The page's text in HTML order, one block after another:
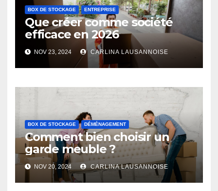
BOX DE STOCKAGE ENTREPRISE
Que créer comme société
efficace en 2026
NOV 23, 2024 CARLINA LAUSANNOISE
BOX DE STOCKAGE DÉMÉNAGEMENT
Comment bien choisir un
garde meuble ?
NOV 20, 2024 CARLINA LAUSANNOISE